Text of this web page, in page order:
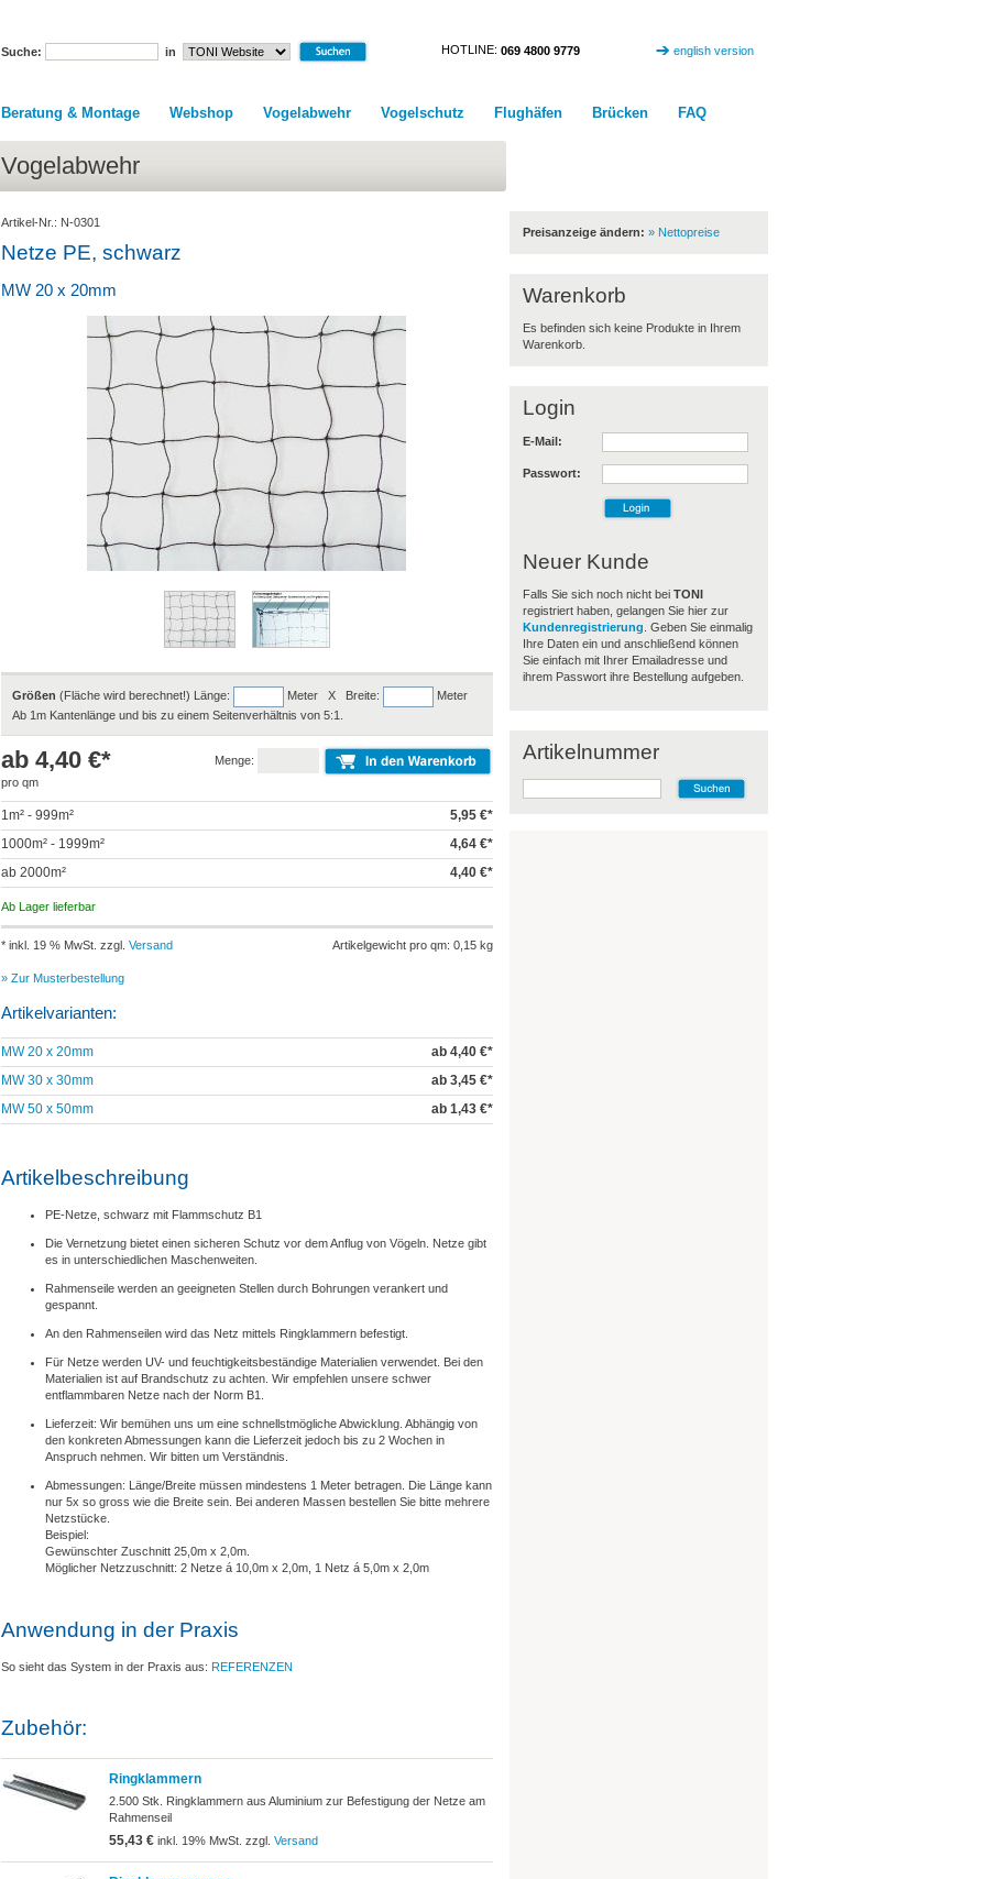
Suche: in HOTLINE: 069 4800 9779 english version
Beratung & Montage Webshop Vogelabwehr Vogelschutz Flughäfen Brücken FAQ
Vogelabwehr
Artikel-Nr.: N-0301
Netze PE, schwarz
MW 20 x 20mm
Größen (Fläche wird berechnet!) Länge: Meter X Breite:
Meter
Ab 1m Kantenlänge und bis zu einem Seitenverhältnis von 5:1.
ab 4,40 €*
pro qm
1m² - 999m²
5,95 €*
1000m² - 1999m²
4,64 €*
ab 2000m²
4,40 €*
Ab Lager lieferbar
Menge:
Artikelgewicht pro qm: 0,15 kg
* inkl. 19 % MwSt. zzgl. Versand
» Zur Musterbestellung
Artikelvarianten:
MW 20 x 20mm
ab 4,40 €*
MW 30 x 30mm
ab 3,45 €*
MW 50 x 50mm
ab 1,43 €*
Artikelbeschreibung
PE-Netze, schwarz mit Flammschutz B1
Die Vernetzung bietet einen sicheren Schutz vor dem Anflug von Vögeln. Netze gibt
es in unterschiedlichen Maschenweiten.
Rahmenseile werden an geeigneten Stellen durch Bohrungen verankert und
gespannt.
An den Rahmenseilen wird das Netz mittels Ringklammern befestigt.
Für Netze werden UV- und feuchtigkeitsbeständige Materialien verwendet. Bei den
Materialien ist auf Brandschutz zu achten. Wir empfehlen unsere schwer
entflammbaren Netze nach der Norm B1.
Lieferzeit: Wir bemühen uns um eine schnellstmögliche Abwicklung. Abhängig von
den konkreten Abmessungen kann die Lieferzeit jedoch bis zu 2 Wochen in
Anspruch nehmen. Wir bitten um Verständnis.
Abmessungen: Länge/Breite müssen mindestens 1 Meter betragen. Die Länge kann
nur 5x so gross wie die Breite sein. Bei anderen Massen bestellen Sie bitte mehrere
Netzstücke.
Beispiel:
Gewünschter Zuschnitt 25,0m x 2,0m.
Möglicher Netzzuschnitt: 2 Netze á 10,0m x 2,0m, 1 Netz á 5,0m x 2,0m
Anwendung in der Praxis
So sieht das System in der Praxis aus: REFERENZEN
Zubehör:
Ringklammern
2.500 Stk. Ringklammern aus Aluminium zur Befestigung der Netze am
Rahmenseil
55,43 €inkl. 19% MwSt. zzgl. Versand
Preisanzeige ändern: » Nettopreise
Warenkorb
Es befinden sich keine Produkte in Ihrem
Warenkorb.
Login
E-Mail:
Passwort:
Neuer Kunde
Falls Sie sich noch nicht bei TONI
registriert haben, gelangen Sie hier zur
Kundenregistrierung . Geben Sie einmalig
Ihre Daten ein und anschließend können
Sie einfach mit Ihrer Emailadresse und
ihrem Passwort ihre Bestellung aufgeben.
Artikelnummer